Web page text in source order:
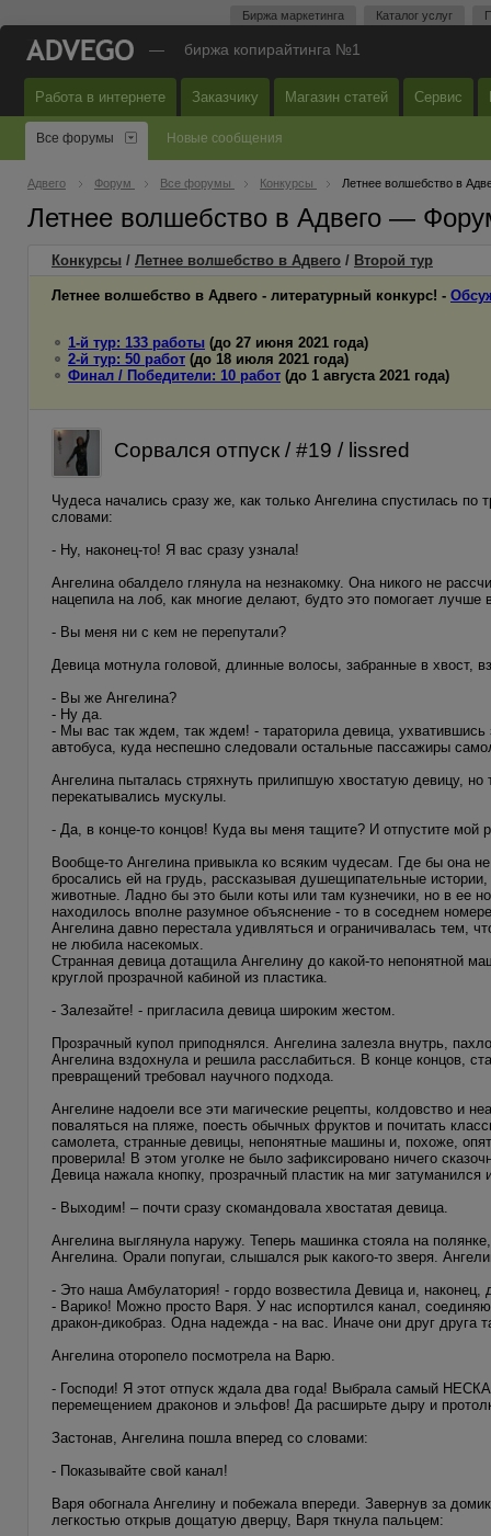
Биржа маркетинга Каталог услуг
— биржа копирайтинга №1
Работа в интернете Заказчику Магазин статей Сервис
Все форумы Новые сообщения
Адвего Форум Все форумы Конкурсы Летнее волшебство в
Летнее волшебство в Адвего —
Конкурсы / Летнее волшебство в Адвего / Второй тур
Летнее волшебство в Адвего - литературный конкурс! -
1-й тур: 133 работы (до 27 июня 2021 года)
2-й тур: 50 работ (до 18 июля 2021 года)
Финал / Победители: 10 работ (до 1 августа 2021 года)
Сорвался отпуск / #19 / lissred
Чудеса начались сразу же, как только Ангелина спустилась
словами:
- Ну, наконец-то! Я вас сразу узнала!
Ангелина обалдело глянула на незнакомку. Она никого не
нацепила на лоб, как многие делают, будто это помогает
- Вы меня ни с кем не перепутали?
Девица мотнула головой, длинные волосы, забранные в хвост,
- Вы же Ангелина?
- Ну да.
- Мы вас так ждем, так ждем! - тараторила девица,
автобуса, куда неспешно следовали остальные пассажиры
Ангелина пыталась стряхнуть прилипшую хвостатую девицу,
перекатывались мускулы.
- Да, в конце-то концов! Куда вы меня тащите? И отпустите мой
Вообще-то Ангелина привыкла ко всяким чудесам. Где бы она
бросались ей на грудь, рассказывая душещипательные
животные. Ладно бы это были коты или там кузнечики, но в ее
находилось вполне разумное объяснение - то в соседнем
Ангелина давно перестала удивляться и ограничивалась тем,
не любила насекомых.
Странная девица дотащила Ангелину до какой-то непонятной
круглой прозрачной кабиной из пластика.
- Залезайте! - пригласила девица широким жестом.
Прозрачный купол приподнялся. Ангелина залезла внутрь,
Ангелина вздохнула и решила расслабиться. В конце концов,
превращений требовал научного подхода.
Ангелине надоели все эти магические рецепты, колдовство и
поваляться на пляже, поесть обычных фруктов и почитать
самолета, странные девицы, непонятные машины и, похоже,
проверила! В этом уголке не было зафиксировано ничего
Девица нажала кнопку, прозрачный пластик на миг
- Выходим! – почти сразу скомандовала хвостатая девица.
Ангелина выглянула наружу. Теперь машинка стояла на
Ангелина. Орали попугаи, слышался рык какого-то зверя.
- Это наша Амбулатория! - гордо возвестила Девица и, наконец,
- Варико! Можно просто Варя. У нас испортился канал,
дракон-дикобраз. Одна надежда - на вас. Иначе они друг друга
Ангелина оторопело посмотрела на Варю.
- Господи! Я этот отпуск ждала два года! Выбрала самый
перемещением драконов и эльфов! Да расширьте дыру и
Застонав, Ангелина пошла вперед со словами:
- Показывайте свой канал!
Варя обогнала Ангелину и побежала впереди. Завернув за
легкостью открыв дощатую дверцу, Варя ткнула пальцем: